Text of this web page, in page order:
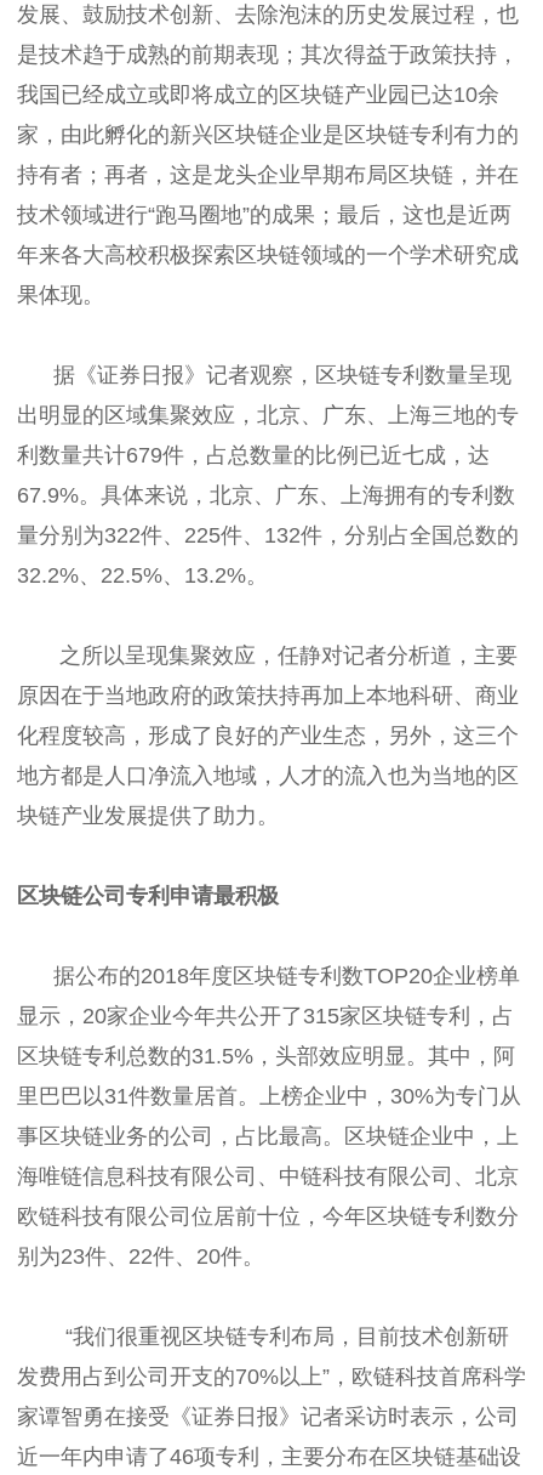
发展、鼓励技术创新、去除泡沫的历史发展过程，也
是技术趋于成熟的前期表现；其次得益于政策扶持，
我国已经成立或即将成立的区块链产业园已达10余
家，由此孵化的新兴区块链企业是区块链专利有力的
持有者；再者，这是龙头企业早期布局区块链，并在
技术领域进行“跑马圈地”的成果；最后，这也是近两
年来各大高校积极探索区块链领域的一个学术研究成
果体现。
据《证券日报》记者观察，区块链专利数量呈现
出明显的区域集聚效应，北京、广东、上海三地的专
利数量共计679件，占总数量的比例已近七成，达
67.9%。具体来说，北京、广东、上海拥有的专利数
量分别为322件、225件、132件，分别占全国总数的
32.2%、22.5%、13.2%。
之所以呈现集聚效应，任静对记者分析道，主要
原因在于当地政府的政策扶持再加上本地科研、商业
化程度较高，形成了良好的产业生态，另外，这三个
地方都是人口净流入地域，人才的流入也为当地的区
块链产业发展提供了助力。
区块链公司专利申请最积极
据公布的2018年度区块链专利数TOP20企业榜单
显示，20家企业今年共公开了315家区块链专利，占
区块链专利总数的31.5%，头部效应明显。其中，阿
里巴巴以31件数量居首。上榜企业中，30%为专门从
事区块链业务的公司，占比最高。区块链企业中，上
海唯链信息科技有限公司、中链科技有限公司、北京
欧链科技有限公司位居前十位，今年区块链专利数分
别为23件、22件、20件。
“我们很重视区块链专利布局，目前技术创新研
发费用占到公司开支的70%以上”，欧链科技首席科学
家谭智勇在接受《证券日报》记者采访时表示，公司
近一年内申请了46项专利，主要分布在区块链基础设